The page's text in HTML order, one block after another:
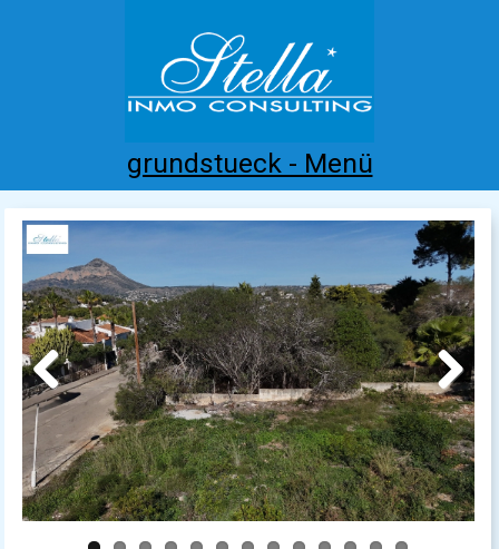
grundstueck - Menü
Home Costa Blanca Kaufen Mieten
Neubau
Kontakt
Previous Next